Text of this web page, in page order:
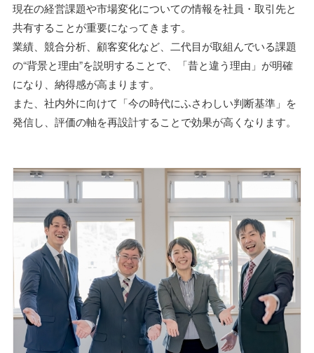
現在の経営課題や市場変化についての情報を社員・取引先と
共有することが重要になってきます。
業績、競合分析、顧客変化など、二代目が取組んでいる課題
の“背景と理由”を説明することで、「昔と違う理由」が明確
になり、納得感が高まります。
また、社内外に向けて「今の時代にふさわしい判断基準」を
発信し、評価の軸を再設計することで効果が高くなります。